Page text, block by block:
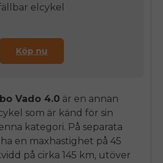
elcykel
Köp nu
Vado 4.0 är en annan
som är känd för sin
kategori. På separata
en maxhastighet på 45
på cirka 145 km, utöver